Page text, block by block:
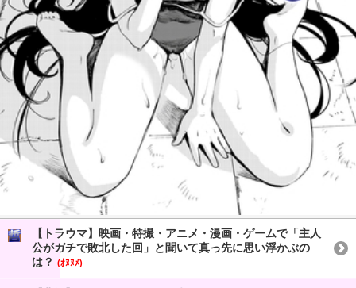
【トラウマ】映画・特撮・アニメ・漫画・ゲームで「主人
公がガチで敗北した回」と聞いて真っ先に思い浮かぶの
は？ (ｵﾇﾇﾒ)